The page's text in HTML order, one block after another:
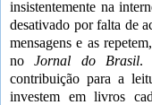
insistentemente na
desativado por falta de
mensagens e as
noJornal do Brasil.
contribuição para a
investem em livros